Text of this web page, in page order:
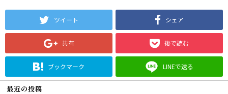
ツイート シェア
共有 後で読む
ブックマーク LINEで送る
最近の投稿